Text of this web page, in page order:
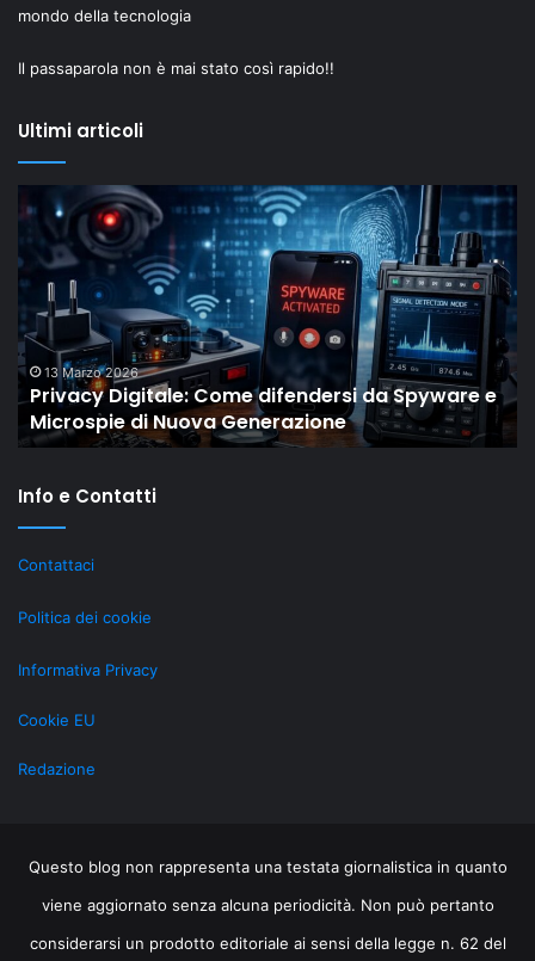
mondo della tecnologia
Il passaparola non è mai stato così rapido!!
Ultimi articoli
Privacy
Digitale:
Come
difendersi
Spyware
e
Microspie
Nuova
Generazione
13 Marzo 2026
Privacy Digitale: Come difendersi da Spyware e
Microspie di Nuova Generazione
di
gli
Info e Contatti
Contattaci
Politica dei cookie
Informativa Privacy
Cookie EU
Redazione
Questo blog non rappresenta una testata giornalistica in quanto
viene aggiornato senza alcuna periodicità. Non può pertanto
considerarsi un prodotto editoriale ai sensi della legge n. 62 del